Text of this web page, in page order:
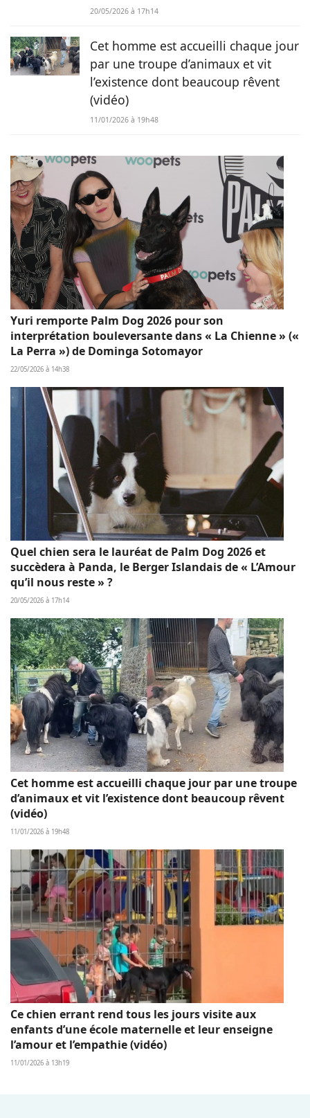
20/05/2026 à 17h14
Cet homme est accueilli chaque jour
par une troupe d’animaux et vit
l’existence dont beaucoup rêvent
(vidéo)
11/01/2026 à 19h48
Yuri remporte Palm Dog 2026 pour son
interprétation bouleversante dans « La Chienne » («
La Perra ») de Dominga Sotomayor
22/05/2026 à 14h38
Quel chien sera le lauréat de Palm Dog 2026 et
succèdera à Panda, le Berger Islandais de « L’Amour
qu’il nous reste » ?
20/05/2026 à 17h14
Cet homme est accueilli chaque jour par une troupe
d’animaux et vit l’existence dont beaucoup rêvent
(vidéo)
11/01/2026 à 19h48
Ce chien errant rend tous les jours visite aux
enfants d’une école maternelle et leur enseigne
l’amour et l’empathie (vidéo)
11/01/2026 à 13h19